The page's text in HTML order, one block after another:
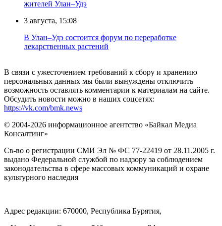
жителей Улан–Удэ
3 августа, 15:08
В Улан–Удэ состоится форум по переработке
лекарственных растений
В связи с ужесточением требований к сбору и хранению
персональных данных мы были вынуждены отключить
возможность оставлять комментарии к материалам на сайте.
Обсудить новости можно в наших соцсетях:
https://vk.com/bmk.news
© 2004-2026 информационное агентство «Байкал Медиа
Консалтинг»
Св-во о регистрации СМИ Эл № ФС 77-22419 от 28.11.2005 г.
выдано Федеральной службой по надзору за соблюдением
законодательства в сфере массовых коммуникаций и охране
культурного наследия
Адрес редакции: 670000, Республика Бурятия,